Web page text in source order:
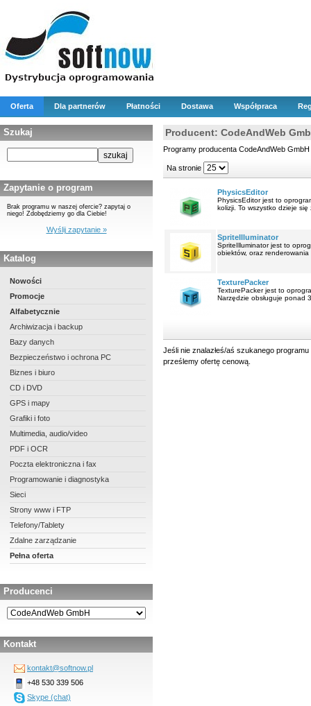
Oferta Dla partnerów Płatności Dostawa Współpraca
Szukaj
Zapytanie o program
Brak programu w naszej ofercie? zapytaj o
niego! Zdobędziemy go dla Ciebie!
Wyślij zapytanie »
Katalog
Nowości
Promocje
Alfabetycznie
Archiwizacja i backup
Bazy danych
Bezpieczeństwo i ochrona PC
Biznes i biuro
CD i DVD
GPS i mapy
Grafiki i foto
Multimedia, audio/video
PDF i OCR
Poczta elektroniczna i fax
Programowanie i diagnostyka
Sieci
Strony www i FTP
Telefony/Tablety
Zdalne zarządzanie
Pełna oferta
Producenci
Kontakt
kontakt@softnow.pl
+48 530 339 506
Skype (chat)
Producent: CodeAndWeb
Programy producenta CodeAndWeb GmbH
Na stronie
PhysicsEditor
PhysicsEditor jest to
kolizji. To wszystko dzieje
SpriteIlluminator
SpriteIlluminator jest to
obiektów, oraz
TexturePacker
TexturePacker jest to
Narzędzie obsługuje ponad
Jeśli nie znalazłeś/aś szukanego
prześlemy ofertę cenową.